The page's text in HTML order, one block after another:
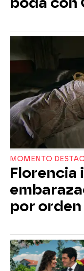
MOMENTO
Florencia
por